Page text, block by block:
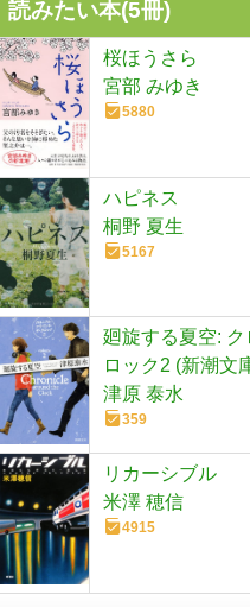
読みたい本(5冊)
桜ほうさら
宮部 みゆき
5880
ハピネス
桐野 夏生
5167
廻旋する夏空:
ロック2 (新潮文
津原 泰水
359
リカーシブル
米澤 穂信
4915